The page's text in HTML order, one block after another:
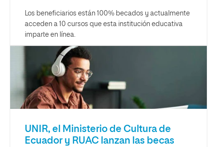
Los beneficiarios están 100% becados y actualmente
acceden a 10 cursos que esta institución educativa
imparte en línea.
UNIR, el Ministerio de Cultura de
Ecuador y RUAC lanzan las becas